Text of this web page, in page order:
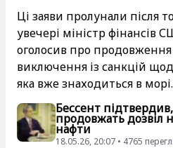
Ці заяви пролунали після
увечері міністр фінансів
оголосив про продовження
виключення із санкцій
яка вже знаходиться в морі.
Бессент
продовжать дозвіл
нафти
18.05.26, 20:07 • 4765